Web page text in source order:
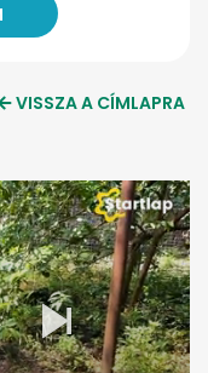
VISSZA A CÍMLAPRA